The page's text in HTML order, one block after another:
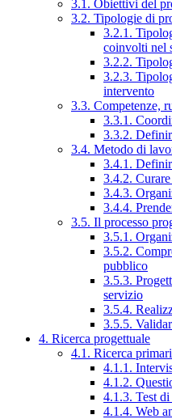
3.1. Obiettivi del
3.2. Tipologie di
3.2.1.
coinvolti nel
3.2.2.
3.2.3.
intervento
3.3. Competenze,
3.3.1.
3.3.2.
3.4. Metodo di
3.4.1.
3.4.2.
3.4.3.
3.4.4.
3.5. Il processo
3.5.1.
3.5.2.
pubblico
3.5.3.
servizio
3.5.4.
3.5.5.
4. Ricerca progettuale
4.1. Ricerca
4.1.1.
4.1.2.
4.1.3. Test
4.1.4. Web